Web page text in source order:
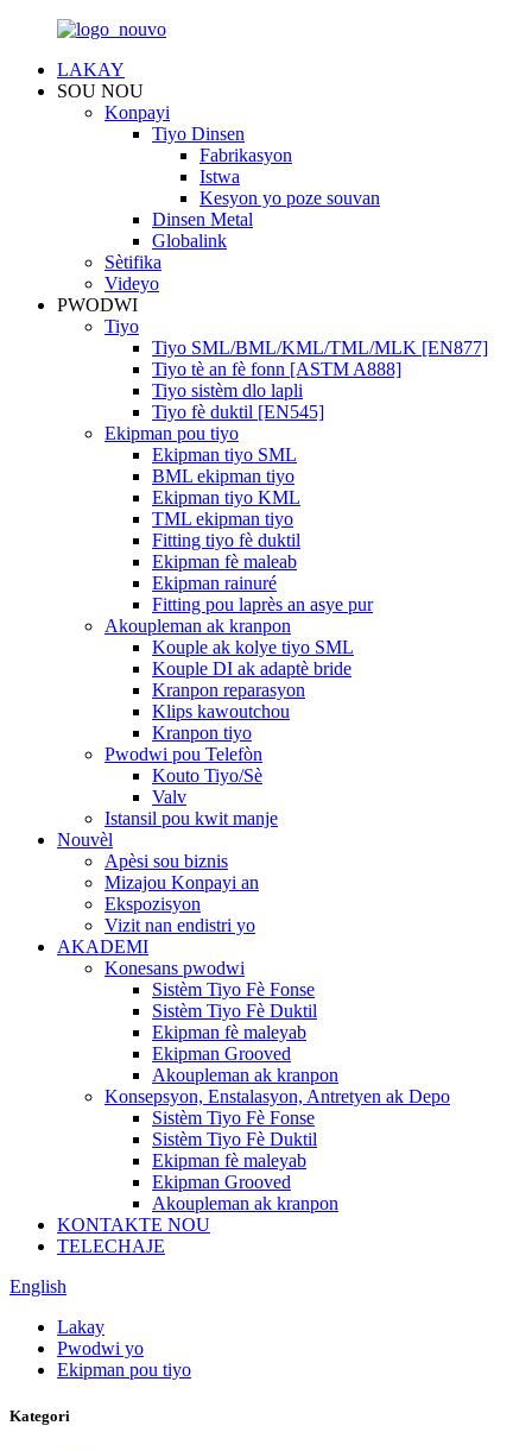
LAKAY
SOU NOU
Konpayi
Tiyo Dinsen
Fabrikasyon
Istwa
Kesyon yo poze souvan
Dinsen Metal
Globalink
Sètifika
Videyo
PWODWI
Tiyo
Tiyo SML/BML/KML/TML/MLK [EN877]
Tiyo tè an fè fonn [ASTM A888]
Tiyo sistèm dlo lapli
Tiyo fè duktil [EN545]
Ekipman pou tiyo
Ekipman tiyo SML
BML ekipman tiyo
Ekipman tiyo KML
TML ekipman tiyo
Fitting tiyo fè duktil
Ekipman fè maleab
Ekipman rainuré
Fitting pou laprès an asye pur
Akoupleman ak kranpon
Kouple ak kolye tiyo SML
Kouple DI ak adaptè bride
Kranpon reparasyon
Klips kawoutchou
Kranpon tiyo
Pwodwi pou Telefòn
Kouto Tiyo/Sè
Valv
Istansil pou kwit manje
Nouvèl
Apèsi sou biznis
Mizajou Konpayi an
Ekspozisyon
Vizit nan endistri yo
AKADEMI
Konesans pwodwi
Sistèm Tiyo Fè Fonse
Sistèm Tiyo Fè Duktil
Ekipman fè maleyab
Ekipman Grooved
Akoupleman ak kranpon
Konsepsyon, Enstalasyon, Antretyen ak Depo
Sistèm Tiyo Fè Fonse
Sistèm Tiyo Fè Duktil
Ekipman fè maleyab
Ekipman Grooved
Akoupleman ak kranpon
KONTAKTE NOU
TELECHAJE
English
Lakay
Pwodwi yo
Ekipman pou tiyo
Kategori